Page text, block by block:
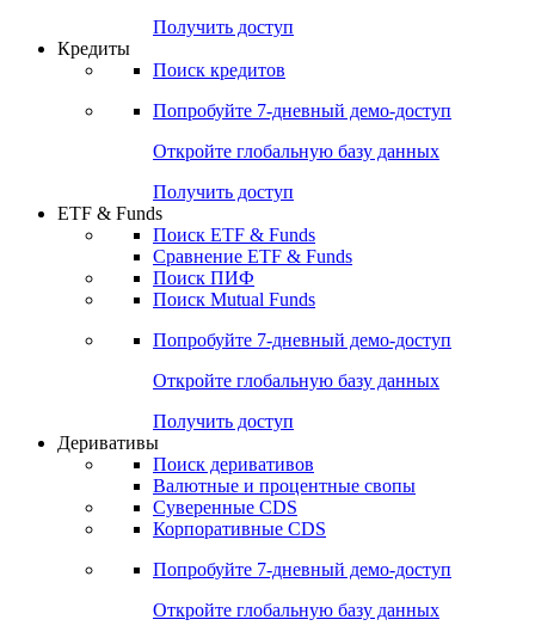
Получить доступ
Кредиты
Поиск кредитов
Попробуйте 7-дневный демо-доступ
Откройте глобальную базу данных
Получить доступ
ETF & Funds
Поиск ETF & Funds
Сравнение ETF & Funds
Поиск ПИФ
Поиск Mutual Funds
Попробуйте 7-дневный демо-доступ
Откройте глобальную базу данных
Получить доступ
Деривативы
Поиск деривативов
Валютные и процентные свопы
Суверенные CDS
Корпоративные CDS
Попробуйте 7-дневный демо-доступ
Откройте глобальную базу данных